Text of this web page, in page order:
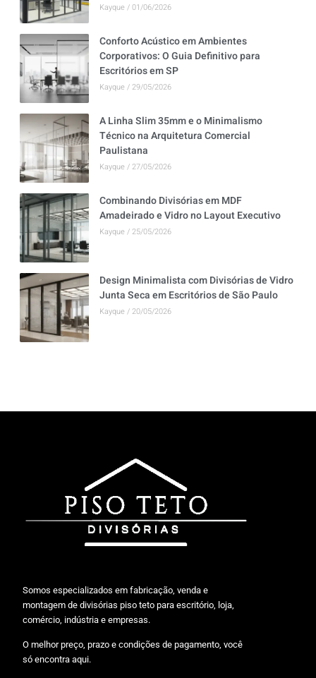
Kayque 01/06/2026
Conforto Acústico em Ambientes
Corporativos: O Guia Definitivo para
Escritórios em SP
Kayque 29/05/2026
A Linha Slim 35mm e o Minimalismo
Técnico na Arquitetura Comercial
Paulistana
Kayque 27/05/2026
Combinando Divisórias em MDF
Amadeirado e Vidro no Layout Executivo
Kayque 25/05/2026
Design Minimalista com Divisórias de Vidro
Junta Seca em Escritórios de São Paulo
Kayque 20/05/2026
Somos especializados em fabricação, venda e
montagem de divisórias piso teto para escritório, loja,
comércio, indústria e empresas.
O melhor preço, prazo e condições de pagamento, você
só encontra aqui.